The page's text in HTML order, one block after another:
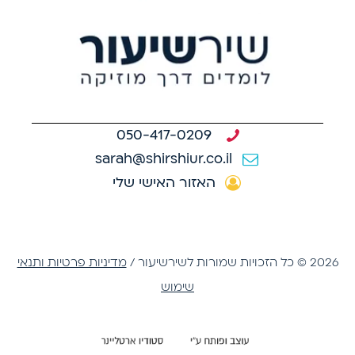
050-417-0209
sarah@shirshiur.co.il
האזור האישי שלי
2026 © כל הזכויות שמורות לשירשיעור /
מדיניות פרטיות ותנאי
שימוש